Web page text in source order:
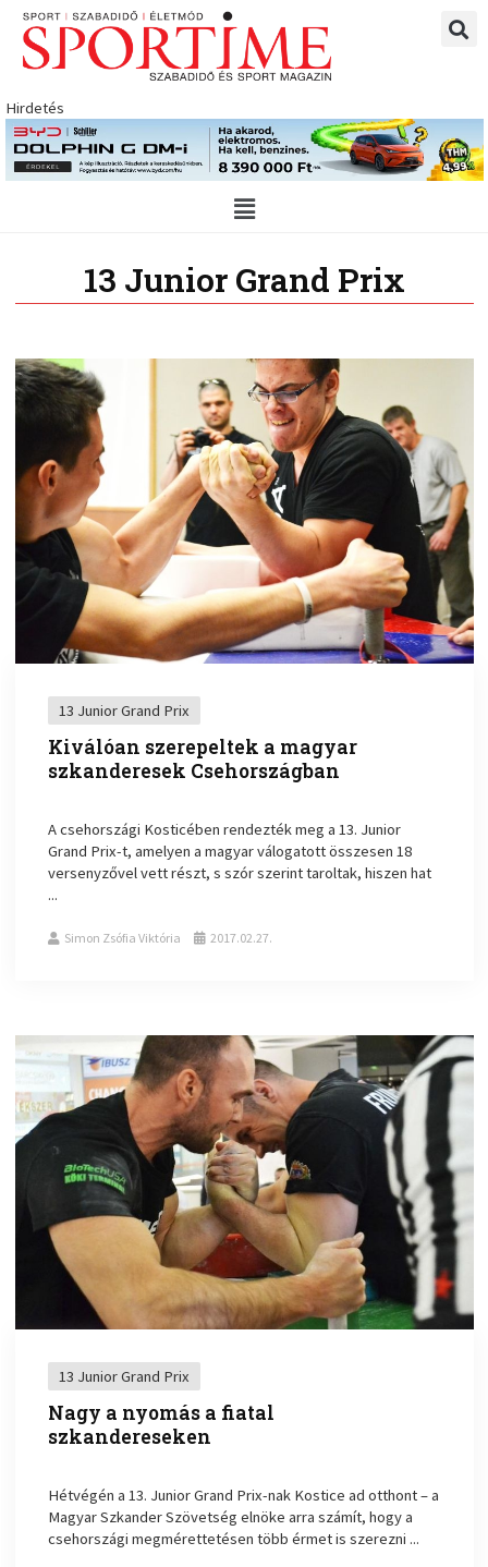
Skip
content
Hirdetés
Main
Menu
13 Junior Grand Prix
13 Junior Grand Prix
Kiválóan szerepeltek a magyar
szkanderesek Csehországban
A csehországi Kosticében rendezték meg a 13. Junior
Grand Prix-t, amelyen a magyar válogatott összesen 18
versenyzővel vett részt, s szór szerint taroltak, hiszen hat
...
Simon Zsófia Viktória 2017.02.27.
13 Junior Grand Prix
Nagy a nyomás a fiatal
szkandereseken
Hétvégén a 13. Junior Grand Prix-nak Kostice ad otthont – a
Magyar Szkander Szövetség elnöke arra számít, hogy a
csehországi megmérettetésen több érmet is szerezni ...